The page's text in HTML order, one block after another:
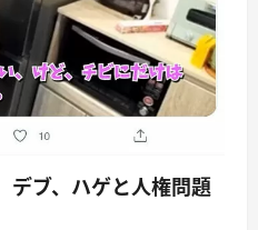
デブ、ハゲと人権問題